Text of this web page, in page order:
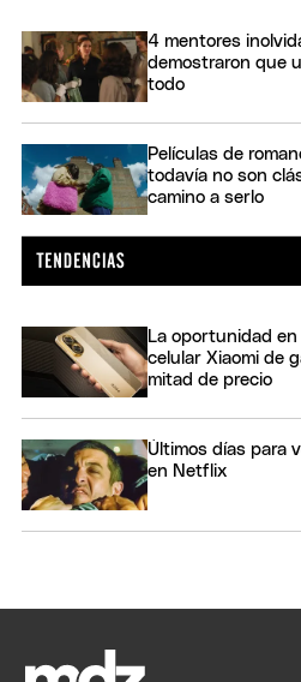
4 mentores
demostraron que
todo
Películas de
todavía no son
camino a serlo
La oportunidad
celular Xiaomi de
mitad de precio
Últimos días para
en Netflix